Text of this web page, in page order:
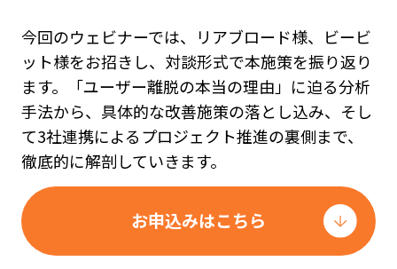
今回のウェビナーでは、リアブロード様、ビービ
ット様をお招きし、対談形式で本施策を振り返り
ます。「ユーザー離脱の本当の理由」に迫る分析
手法から、具体的な改善施策の落とし込み、そし
て3社連携によるプロジェクト推進の裏側まで、
徹底的に解剖していきます。
お申込みはこちら